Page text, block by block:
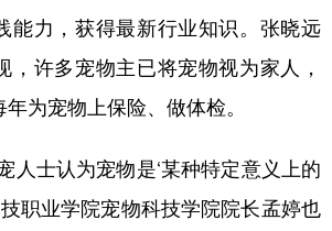
能力，获得最新行业知识。张晓远
，许多宠物主已将宠物视为家人，
为宠物上保险、做体检。
士认为宠物是‘某种特定意义上的
技职业学院宠物科技学院院长孟婷也